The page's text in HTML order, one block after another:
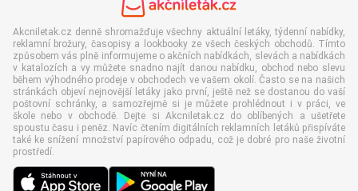
Akcniletak.cz denně shromažďuje všechny aktuální letáky, týdenní nabídky,
reklamní brožury, časopisy a lookbooky ze všech českých obchodů. Tímto
způsobem vás plně informujeme o akčních nabídkách, slevách a nabídkách
v katalozích a vy můžete snadno najít danou nabídku, obchod nebo slevu
během výhodného prodeje v obchodech ve vašem okolí. Často se na našich
stránkách objeví nejnovější letáky jako první, ještě než se dostanou do vaší
poštovní schránky, a samozřejmě si je můžete prohlédnout i v práci, ve
škole nebo v obchodě. Dejte si Akcniletak.cz do oblíbených a ušetřete
spoustu času i peněz. Navíc čtením digitálních reklamních letáků přispíváte
také ke snížení množství papírového odpadu, což je dobré pro naše životní
prostředí.